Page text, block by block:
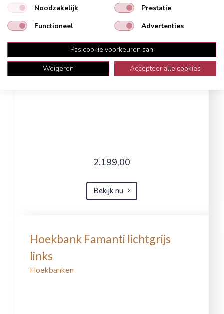
2.199,00
Bekijk nu
Hoekbank Famanti lichtgrijs
links
Hoekbanken
Noodzakelijk
Prestatie
Functioneel
Advertenties
Pas cookie voorkeuren aan
Weigeren
Accepteer alle cookies